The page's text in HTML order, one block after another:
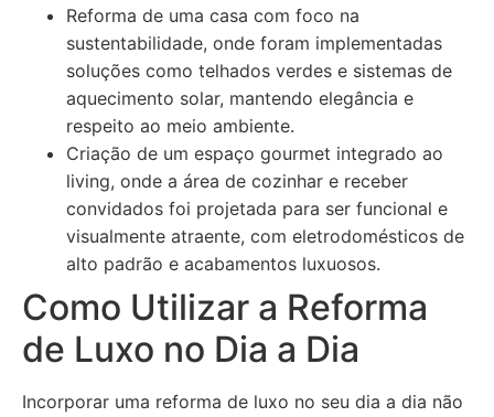
Reforma de uma casa com foco na
sustentabilidade, onde foram implementadas
soluções como telhados verdes e sistemas de
aquecimento solar, mantendo elegância e
respeito ao meio ambiente.
Criação de um espaço gourmet integrado ao
living, onde a área de cozinhar e receber
convidados foi projetada para ser funcional e
visualmente atraente, com eletrodomésticos de
alto padrão e acabamentos luxuosos.
Como Utilizar a Reforma
de Luxo no Dia a Dia
Incorporar uma reforma de luxo no seu dia a dia não